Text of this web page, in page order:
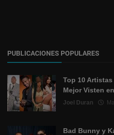
PUBLICACIONES POPULARES
Top 10
Mejor Visten
Joel Duran
Bad Bunny y